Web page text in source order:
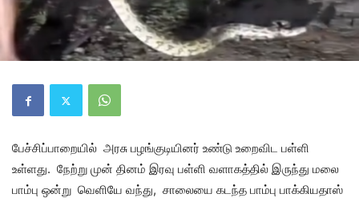
பேச்சிப்பாறையில் அரசு பழங்குடியினர் உண்டு உறைவிட பள்ளி
உள்ளது. நேற்று முன் தினம் இரவு பள்ளி வளாகத்தில் இருந்து மலை
பாம்பு ஒன்று வெளியே வந்து, சாலையை கடந்த பாம்பு பாக்கியதாஸ்